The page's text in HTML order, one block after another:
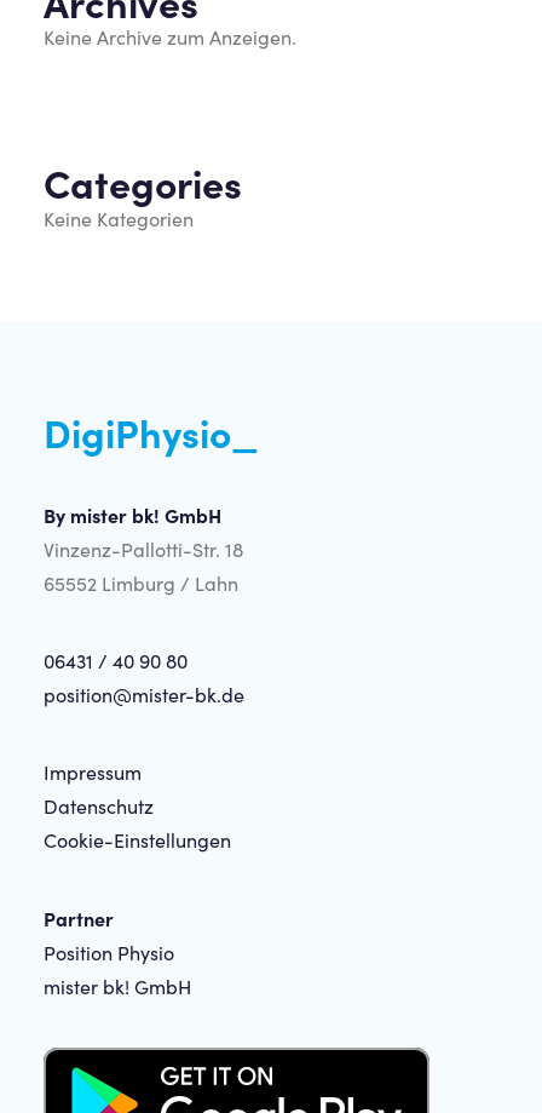
Keine Archive zum Anzeigen.
Categories
Keine Kategorien
DigiPhysio_
By mister bk! GmbH
Vinzenz-Pallotti-Str. 18
65552 Limburg / Lahn
06431 / 40 90 80
position@mister-bk.de
Impressum
Datenschutz
Cookie-Einstellungen
Partner
Position Physio
mister bk! GmbH